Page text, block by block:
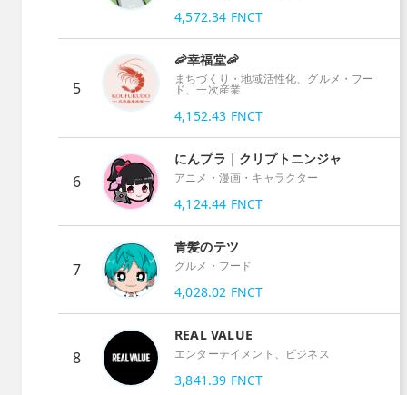
4,572.34 FNCT
5
🦐幸福堂🦐
まちづくり・地域活性化、グルメ・フー
ド、一次産業
4,152.43 FNCT
6
にんプラ｜クリプトニンジャ
アニメ・漫画・キャラクター
4,124.44 FNCT
7
青髪のテツ
グルメ・フード
4,028.02 FNCT
8
REAL VALUE
エンターテイメント、ビジネス
3,841.39 FNCT